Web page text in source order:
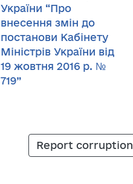
України “Про
внесення змін до
постанови Кабінету
Міністрів України від
19 жовтня 2016 р. №
719”
Report corruption